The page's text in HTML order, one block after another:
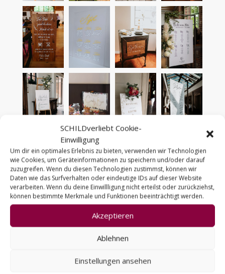
SCHILDverliebt Cookie-
Einwilligung
Um dir ein optimales Erlebnis zu bieten, verwenden wir Technologien
wie Cookies, um Geräteinformationen zu speichern und/oder darauf
zuzugreifen. Wenn du diesen Technologien zustimmst, können wir
Daten wie das Surfverhalten oder eindeutige IDs auf dieser Website
verarbeiten. Wenn du deine Einwillligung nicht erteilst oder zurückziehst,
können bestimmte Merkmale und Funktionen beeinträchtigt werden.
Akzeptieren
Ablehnen
Einstellungen ansehen